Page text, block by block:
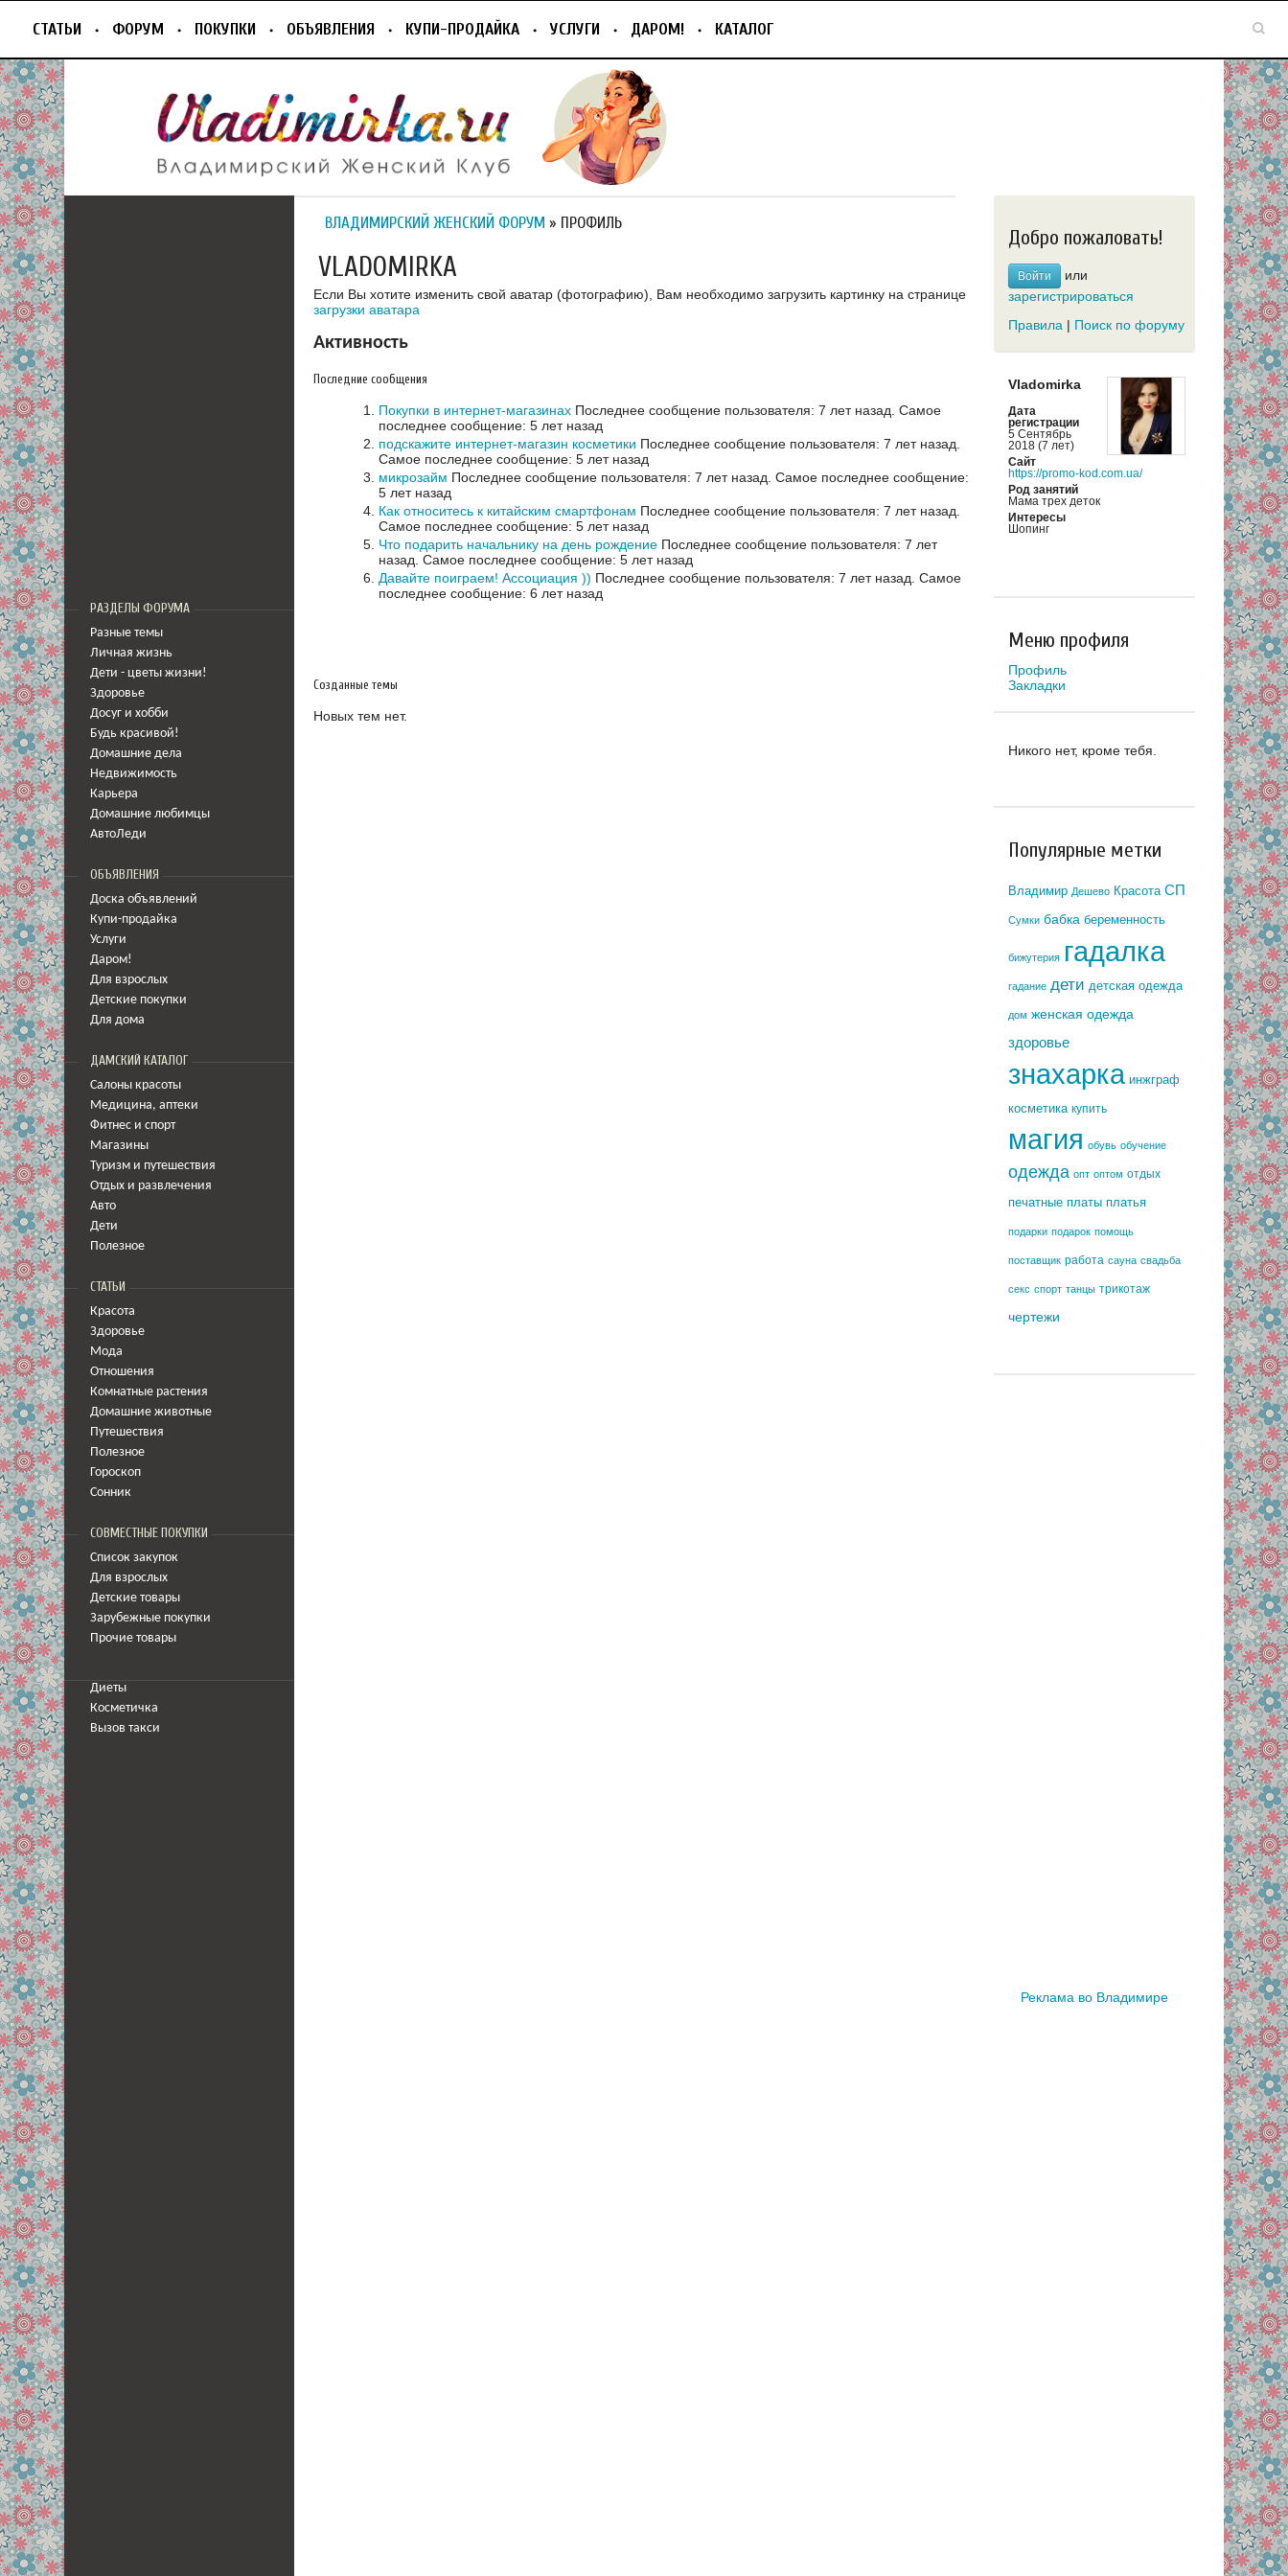
СТАТЬИ ФОРУМ ПОКУПКИ ОБЪЯВЛЕНИЯ КУПИ-ПРОДАЙКА УСЛУГИ ДАРОМ! КАТАЛОГ
РАЗДЕЛЫ ФОРУМА
Разные темы
Личная жизнь
Дети - цветы жизни!
Здоровье
Досуг и хобби
Будь красивой!
Домашние дела
Недвижимость
Карьера
Домашние любимцы
АвтоЛеди
ОБЪЯВЛЕНИЯ
Доска объявлений
Купи-продайка
Услуги
Даром!
Для взрослых
Детские покупки
Для дома
ДАМСКИЙ КАТАЛОГ
Салоны красоты
Медицина, аптеки
Фитнес и спорт
Магазины
Туризм и путешествия
Отдых и развлечения
Авто
Дети
Полезное
СТАТЬИ
Красота
Здоровье
Мода
Отношения
Комнатные растения
Домашние животные
Путешествия
Полезное
Гороскоп
Сонник
СОВМЕСТНЫЕ ПОКУПКИ
Список закупок
Для взрослых
Детские товары
Зарубежные покупки
Прочие товары
Диеты
Косметичка
Вызов такси
ВЛАДИМИРСКИЙ ЖЕНСКИЙ ФОРУМ » ПРОФИЛЬ
VLADOMIRKA
Если Вы хотите изменить свой аватар (фотографию), Вам необходимо загрузить картинку на странице
загрузки аватара
Активность
Последние сообщения
Покупки в интернет-магазинах Последнее сообщение пользователя: 7 лет назад. Самое
последнее сообщение: 5 лет назад
подскажите интернет-магазин косметики Последнее сообщение пользователя: 7 лет назад.
Самое последнее сообщение: 5 лет назад
микрозайм Последнее сообщение пользователя: 7 лет назад. Самое последнее сообщение:
5 лет назад
Как относитесь к китайским смартфонам Последнее сообщение пользователя: 7 лет назад.
Самое последнее сообщение: 5 лет назад
Что подарить начальнику на день рождение Последнее сообщение пользователя: 7 лет
назад. Самое последнее сообщение: 5 лет назад
Давайте поиграем! Ассоциация )) Последнее сообщение пользователя: 7 лет назад. Самое
последнее сообщение: 6 лет назад
Созданные темы
Новых тем нет.
Добро пожаловать!
Войти
или
зарегистрироваться
Правила | Поиск по форуму
Vladomirka
Дата
регистрации
5 Сентябрь
2018 (7 лет)
Сайт
https://promo-kod.com.ua/
Род занятий
Мама трех деток
Интересы
Шопинг
Меню профиля
Профиль
Закладки
Никого нет, кроме тебя.
Популярные метки
Владимир Дешево Красота СП
Сумки бабка беременность
бижутерия гадалка
гадание дети детская одежда
дом женская одежда
здоровье
знахарка инжграф
косметика купить
магия обувь обучение
одежда опт оптом отдых
печатные платы платья
подарки подарок помощь
поставщик работа сауна свадьба
секс спорт танцы трикотаж
чертежи
Реклама во Владимире